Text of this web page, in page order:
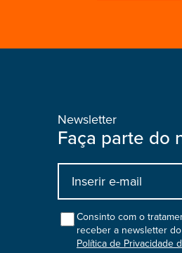
Newsletter
Faça parte do
Input
bootstrap
colConsinto com o
receber a newsletter
Política de Privacidade